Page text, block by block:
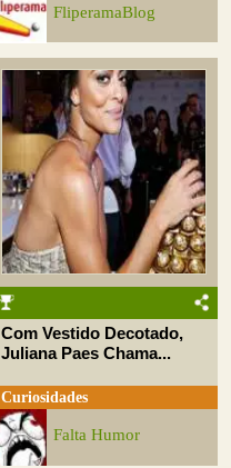
FliperamaBlog
Com Vestido Decotado,
Juliana Paes Chama...
Curiosidades
Falta Humor